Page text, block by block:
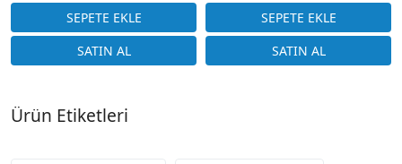
Ürün Etiketleri